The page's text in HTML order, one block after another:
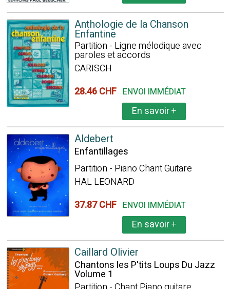
Anthologie de la Chanson
Enfantine
Partition - Ligne mélodique avec
paroles et accords
CARISCH
28.46 CHF ENVOI IMMÉDIAT
En savoir+
Aldebert
Enfantillages
Partition - Piano Chant Guitare
HAL LEONARD
37.87 CHF ENVOI IMMÉDIAT
En savoir+
Caillard Olivier
Chantons les P'tits Loups Du Jazz
Volume 1